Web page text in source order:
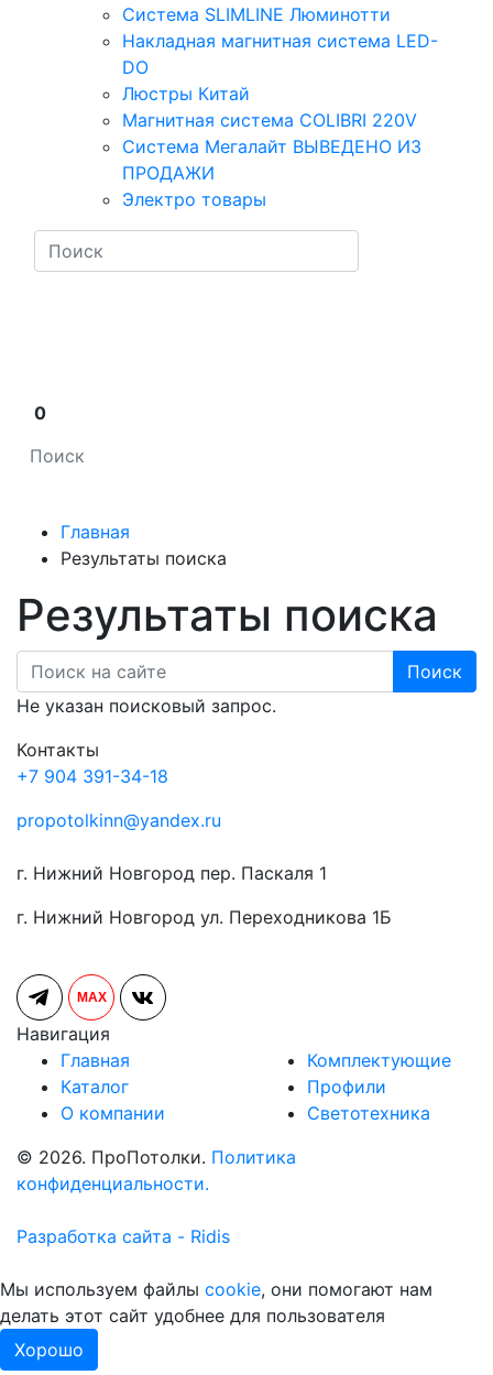
Система SLIMLINE Люминотти
Накладная магнитная система LED-
DO
Люстры Китай
Магнитная система COLIBRI 220V
Система Мегалайт ВЫВЕДЕНО ИЗ
ПРОДАЖИ
Электро товары
0
Главная
Результаты поиска
Результаты поиска
Поиск
Не указан поисковый запрос.
Контакты
+7 904 391-34-18
propotolkinn@yandex.ru
г. Нижний Новгород пер. Паскаля 1
г. Нижний Новгород ул. Переходникова 1Б
MAX
Навигация
Главная
Каталог
О компании
Комплектующие
Профили
Светотехника
© 2026. ПроПотолки. Политика
конфиденциальности.
Разработка сайта - Ridis
Мы используем файлы cookie, они помогают нам
делать этот сайт удобнее для пользователя
Хорошо